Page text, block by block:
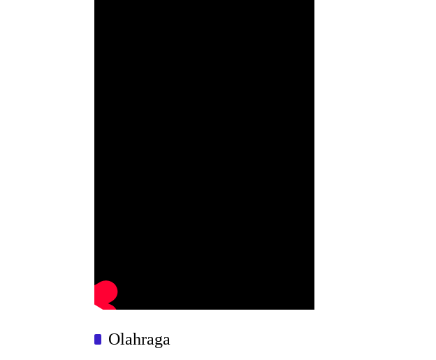
Olahraga